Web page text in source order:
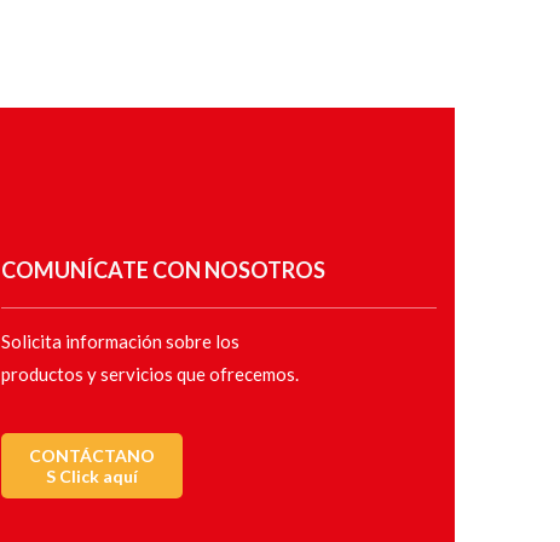
COMUNÍCATE CON NOSOTROS
Solicita información sobre los
productos y servicios que ofrecemos.
CONTÁCTANO
S Click aquí